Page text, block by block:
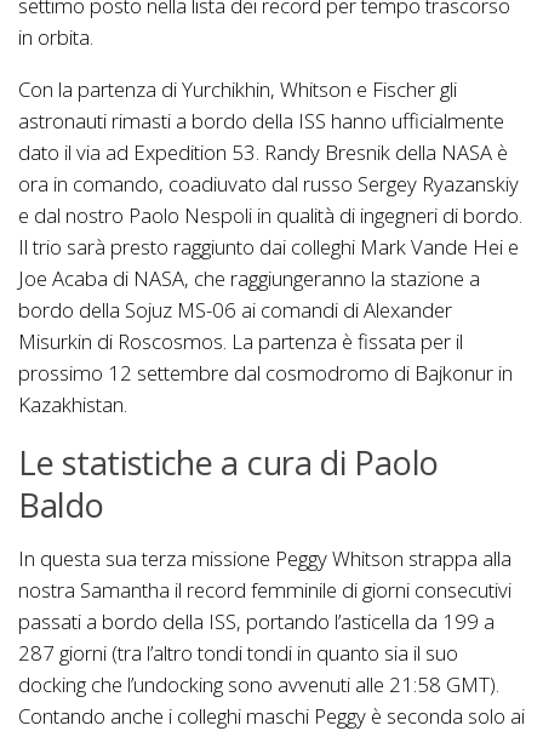
settimo posto nella lista dei record per tempo trascorso
in orbita.
Con la partenza di Yurchikhin, Whitson e Fischer gli
astronauti rimasti a bordo della ISS hanno ufficialmente
dato il via ad Expedition 53. Randy Bresnik della NASA è
ora in comando, coadiuvato dal russo Sergey Ryazanskiy
e dal nostro Paolo Nespoli in qualità di ingegneri di bordo.
Il trio sarà presto raggiunto dai colleghi Mark Vande Hei e
Joe Acaba di NASA, che raggiungeranno la stazione a
bordo della Sojuz MS-06 ai comandi di Alexander
Misurkin di Roscosmos. La partenza è fissata per il
prossimo 12 settembre dal cosmodromo di Bajkonur in
Kazakhistan.
Le statistiche a cura di Paolo
Baldo
In questa sua terza missione Peggy Whitson strappa alla
nostra Samantha il record femminile di giorni consecutivi
passati a bordo della ISS, portando l’asticella da 199 a
287 giorni (tra l’altro tondi tondi in quanto sia il suo
docking che l’undocking sono avvenuti alle 21:58 GMT).
Contando anche i colleghi maschi Peggy è seconda solo ai